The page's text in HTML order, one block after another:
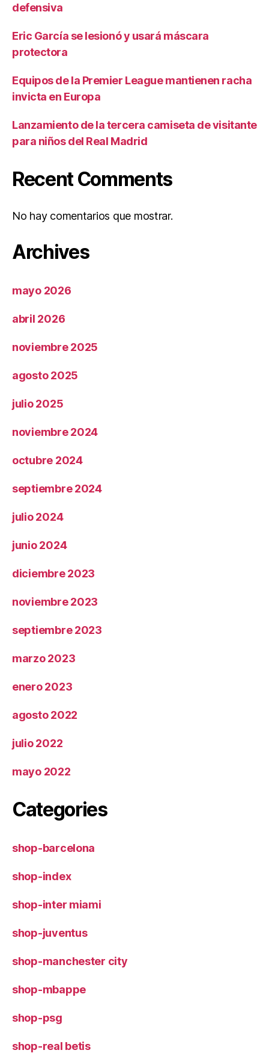
defensiva
Eric García se lesionó y usará máscara
protectora
Equipos de la Premier League mantienen racha
invicta en Europa
Lanzamiento de la tercera camiseta de visitante
para niños del Real Madrid
Recent Comments
No hay comentarios que mostrar.
Archives
mayo 2026
abril 2026
noviembre 2025
agosto 2025
julio 2025
noviembre 2024
octubre 2024
septiembre 2024
julio 2024
junio 2024
diciembre 2023
noviembre 2023
septiembre 2023
marzo 2023
enero 2023
agosto 2022
julio 2022
mayo 2022
Categories
shop-barcelona
shop-index
shop-inter miami
shop-juventus
shop-manchester city
shop-mbappe
shop-psg
shop-real betis